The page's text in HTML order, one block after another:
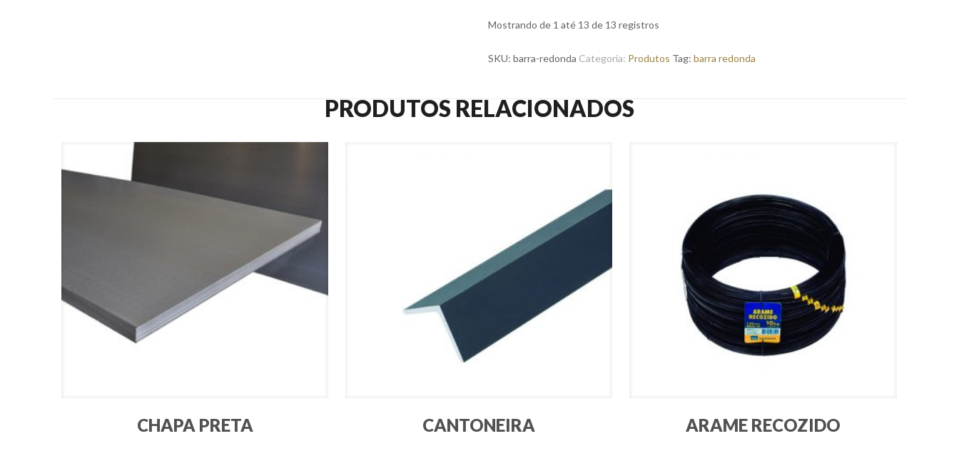
Mostrando de 1 até 13 de 13 registros
SKU: barra-redonda Categoria: Produtos Tag: barra redonda
PRODUTOS RELACIONADOS
CHAPA PRETA CANTONEIRA ARAME RECOZIDO